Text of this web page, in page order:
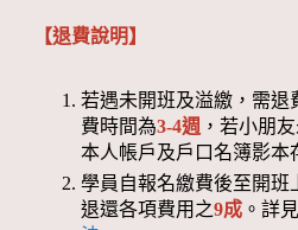
【退費說明】
若遇未開班及溢繳，需退
費時間為3-4週 ，若小朋
本人帳戶及戶口名簿影本
學員自報名繳費後至開班
退還各項費用之9成 。詳